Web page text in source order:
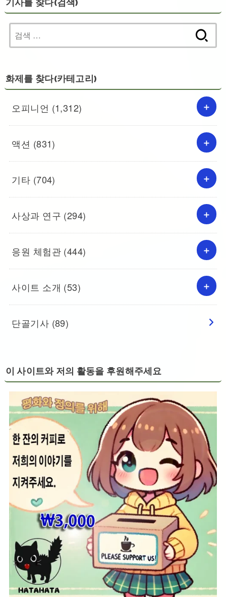
기사를 찾다(검색)
색:
화제를 찾다(카테고리)
오피니언 (1,312)
액션 (831)
기타 (704)
사상과 연구 (294)
응원 체험관 (444)
사이트 소개 (53)
단골기사 (89)
이 사이트와 저의 활동을 후원해주세요